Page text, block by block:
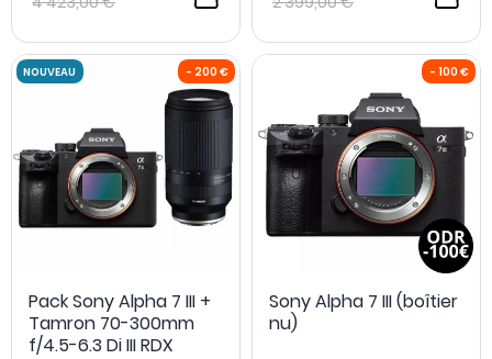
- 668 €
Pack Sony Alpha 7 III +
Tamron 70-300mm
f/4.5-6.3 Di III RDX
Sony Alpha 7 III (boîtier
nu)